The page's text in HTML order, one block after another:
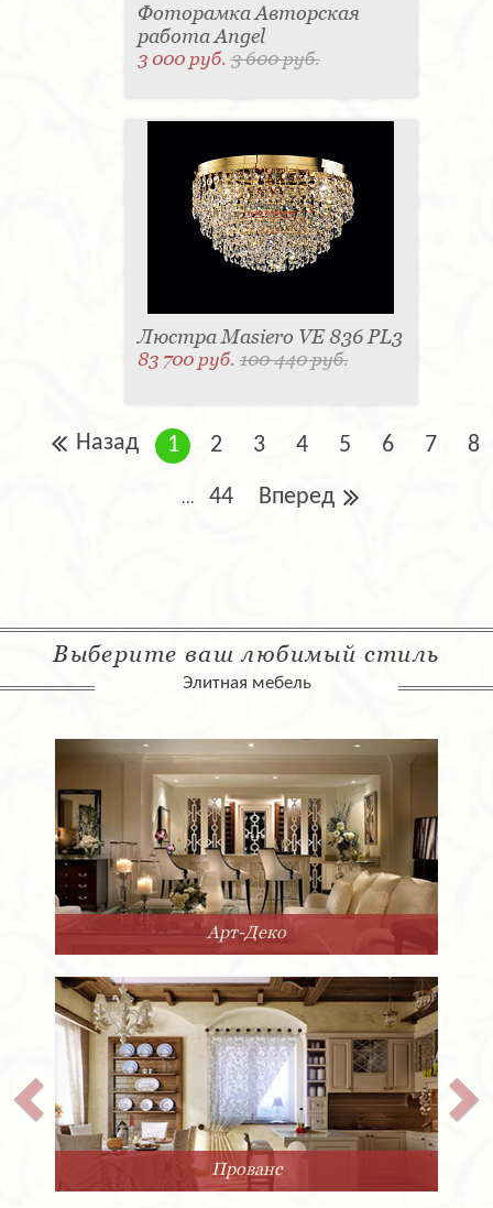
Фоторамка Авторская
работа Angel
3 000 руб.3 600 руб.
Люстра Masiero VE 836 PL3
83 700 руб.100 440 руб.
Назад 1 2 3 4 5 6 7 8
... 44 Вперед
Выберите ваш любимый стиль
Элитная мебель
Арт-Деко
Прованс